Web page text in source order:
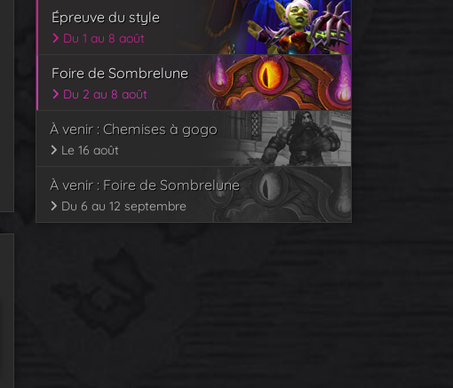
Épreuve du style
Du 1 au 8 août
Foire de Sombrelune
Du 2 au 8 août
À venir : Chemises à gogo
Le 16 août
À venir : Foire de Sombrelune
Du 6 au 12 septembre